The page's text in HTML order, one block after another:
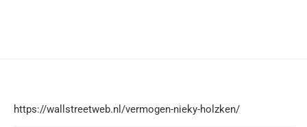
https://wallstreetweb.nl/vermogen-nieky-holzken/